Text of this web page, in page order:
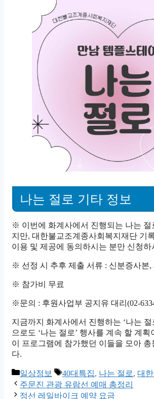
나는 절로 기타 정보
※ 이번에 화계사에서 진행되는 나는 절
지만, 대한불교조계종사회복지재단 기
이용 및 제공에 동의하시는 분만 신청하
※ 선정 시 추후 제출 서류 : 신분증사본
※ 참가비 무료
※문의 : 후원사업부 공지유 대리(02-
지금까지 화계사에서 진행하는 ‘나는
으로도 ‘나는 절로’ 행사를 계속 할 계
이 프로그램에 참가했던 이들을 모아
다.
Categories
일상정보 Tags
40대특집, 나는 절로, 대
주문진 관광 유람선 예매 총정리
정선 레일바이크 예약 요금